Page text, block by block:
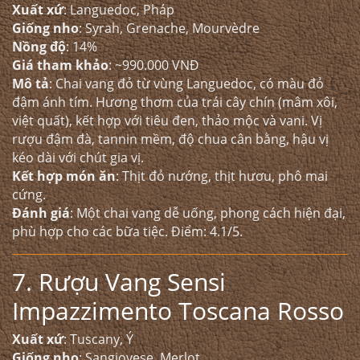
Xuất xứ: Languedoc, Pháp
Giống nho: Syrah, Grenache, Mourvèdre
Nồng độ: 14%
Giá tham khảo: ~990.000 VNĐ
Mô tả: Chai vang đỏ từ vùng Languedoc, có màu đỏ
đậm ánh tím. Hương thơm của trái cây chín (mâm xôi,
việt quất), kết hợp với tiêu đen, thảo mộc và vani. Vị
rượu đậm đà, tannin mềm, độ chua cân bằng, hậu vị
kéo dài với chút gia vị.
Kết hợp món ăn: Thịt đỏ nướng, thịt hươu, phô mai
cứng.
Đánh giá: Một chai vang dễ uống, phong cách hiện đại,
phù hợp cho các bữa tiệc. Điểm: 4.1/5.
7. Rượu Vang Sensi
Impazzimento Toscana Rosso
Xuất xứ: Tuscany, Ý